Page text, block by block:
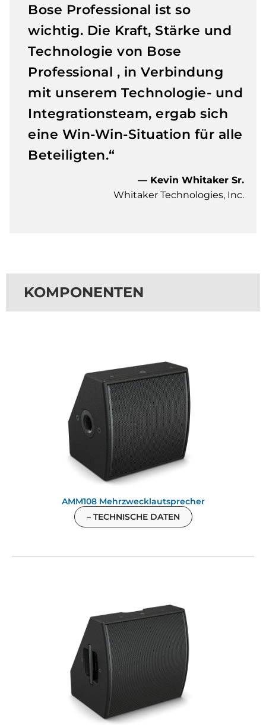
Bose Professional ist so
wichtig. Die Kraft, Stärke und
Technologie von Bose
Professional , in Verbindung
mit unserem Technologie- und
Integrationsteam, ergab sich
eine Win-Win-Situation für alle
Beteiligten.“
— Kevin Whitaker Sr.
Whitaker Technologies, Inc.
KOMPONENTEN
AMM108 Mehrzwecklautsprecher
– TECHNISCHE DATEN